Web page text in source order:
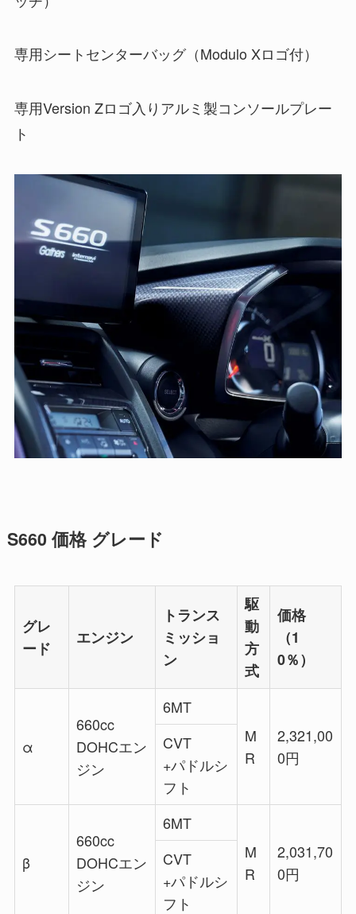
専用シートセンターバッグ（Modulo Xロゴ付）
専用Version Zロゴ入りアルミ製コンソールプレー
ト
S660 価格 グレード
グレ
ード
エンジン
トランス
ミッショ
ン
駆
動
方
式
価格
（1
0％）
α
660cc
DOHCエン
ジン
6MT
M
R
2,321,00
0円
CVT
+パドルシ
フト
β
660cc
DOHCエン
ジン
6MT
M
R
2,031,70
0円
CVT
+パドルシ
フト